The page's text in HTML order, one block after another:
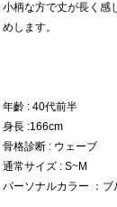
小柄な方で丈が長く感
めします。
年齡 : 40代前半
身長 :166cm
骨格診断 : ウェーブ
通常サイズ : S~M
パーソナルカラー ：ブ